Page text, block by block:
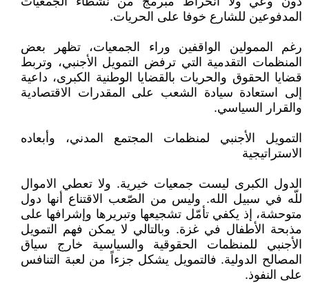
المدفوعين للشارع خوفا على الحريات.
رغم الممولين الواقفين وراء الجمعيات، تظهر بعض
المنظمات التقدمية التي ترفض التمويل الأجنبي، وتربط
قضايا الحقوق والحريات بالقضايا الوطنية الكبرى، داعية
إلى استعادة سيادة الشعب على المقدرات الاقتصادية
والقرار السياسي.
التمويل الأجنبي لمنظمات المجتمع المدني، وأبعاده
الاستراتيجية
الدول الكبرى ليست جمعيات خيرية. ولا تعطي الاموال
للّه في سبيل الله. وليس من الصّعب الاقتناع أنها دول
متوحشة، إذ يكفي تأمّل تشجيعها وتبريرها وإشرافها على
مذبحة الأطفال في غزة. وبالتالي لا يمكن فهم التمويل
الأجنبي للمنظمات الحقوقية والسياسية خارج سياق
المصالح الدولية. فالتمويل يشكل جزءاً من لعبة التنافس
على النفوذ.